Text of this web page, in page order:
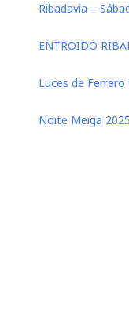
Ribadavia –
ENTROIDO
Luces de Ferrero
Noite Meiga 2025